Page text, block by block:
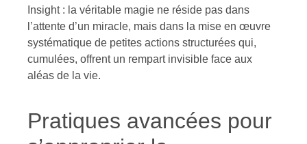
Insight : la véritable magie ne réside pas dans
l’attente d’un miracle, mais dans la mise en œuvre
systématique de petites actions structurées qui,
cumulées, offrent un rempart invisible face aux
aléas de la vie.
Pratiques avancées pour